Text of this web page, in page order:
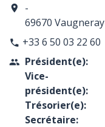
location_on
-
69670 Vaugneray
phone +33 6 50 03 22 60
people Président(e):
Vice-
président(e):
Trésorier(e):
Secrétaire: